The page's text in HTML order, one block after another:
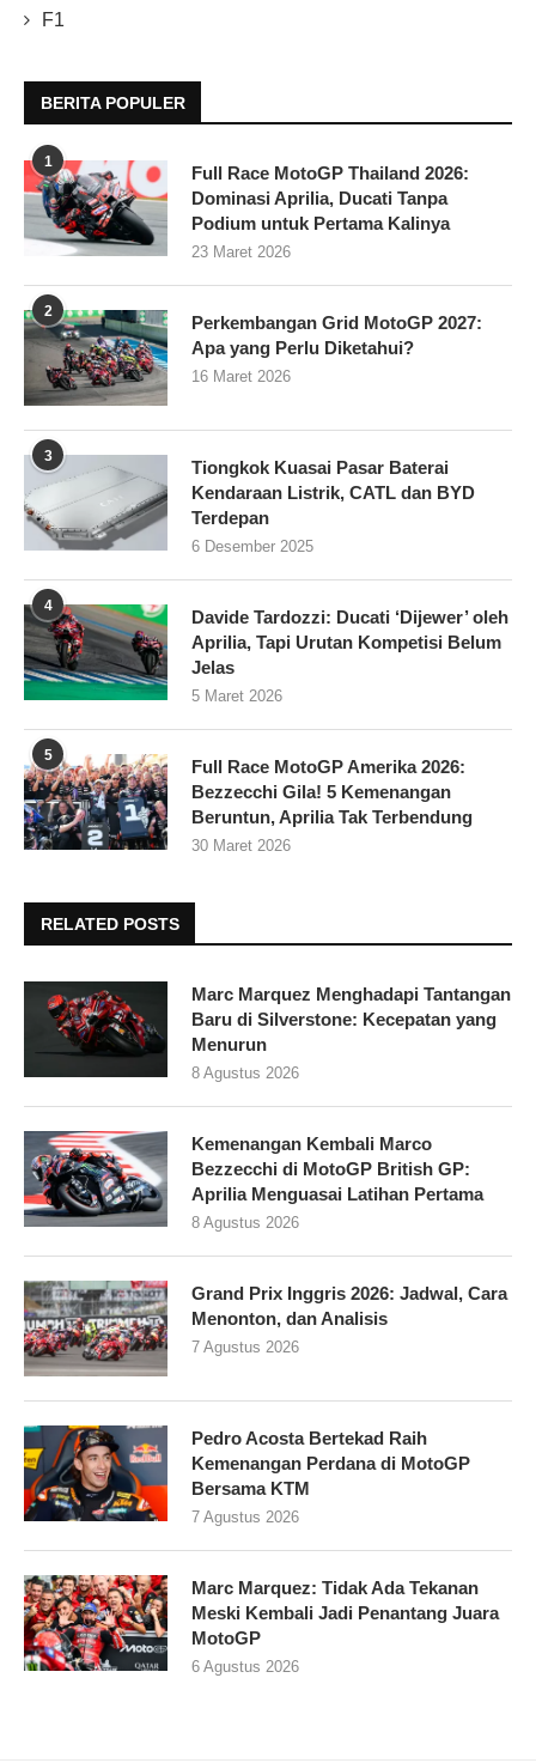
F1
BERITA POPULER
1
Full Race MotoGP Thailand 2026:
Dominasi Aprilia, Ducati Tanpa
Podium untuk Pertama Kalinya
23 Maret 2026
2
Perkembangan Grid MotoGP 2027:
Apa yang Perlu Diketahui?
16 Maret 2026
3
Tiongkok Kuasai Pasar Baterai
Kendaraan Listrik, CATL dan BYD
Terdepan
6 Desember 2025
4
Davide Tardozzi: Ducati ‘Dijewer’ oleh
Aprilia, Tapi Urutan Kompetisi Belum
Jelas
5 Maret 2026
5
Full Race MotoGP Amerika 2026:
Bezzecchi Gila! 5 Kemenangan
Beruntun, Aprilia Tak Terbendung
30 Maret 2026
RELATED POSTS
Marc Marquez Menghadapi Tantangan
Baru di Silverstone: Kecepatan yang
Menurun
8 Agustus 2026
Kemenangan Kembali Marco
Bezzecchi di MotoGP British GP:
Aprilia Menguasai Latihan Pertama
8 Agustus 2026
Grand Prix Inggris 2026: Jadwal, Cara
Menonton, dan Analisis
7 Agustus 2026
Pedro Acosta Bertekad Raih
Kemenangan Perdana di MotoGP
Bersama KTM
7 Agustus 2026
Marc Marquez: Tidak Ada Tekanan
Meski Kembali Jadi Penantang Juara
MotoGP
6 Agustus 2026